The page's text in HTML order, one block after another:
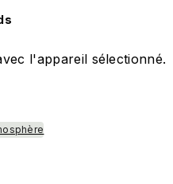
l'appareil sélectionné.